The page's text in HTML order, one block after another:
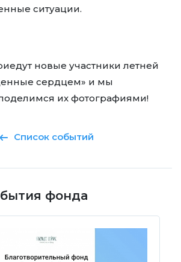
ситуации.
новые участники летней
сердцем» и мы
их фотографиями!
Список событий
фонда